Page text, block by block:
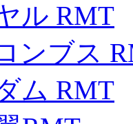
ル RMT
ンブス
ム RMT